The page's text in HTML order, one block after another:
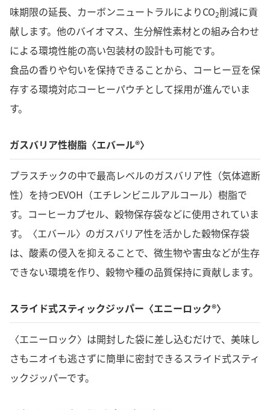
味期限の延長、カーボンニュートラルによりCO2削減に貢
献します。他のバイオマス、生分解性素材との組み合わせ
による環境性能の高い包装材の設計も可能です。
食品の香りや匂いを保持できることから、コーヒー豆を保
存する環境対応コーヒーパウチとして採用が進んでいま
す。
ガスバリア性樹脂〈エバール®〉
プラスチックの中で最高レベルのガスバリア性（気体遮断
性）を持つEVOH（エチレンビニルアルコール）樹脂で
す。コーヒーカプセル、穀物保存袋などに使用されていま
す。〈エバール〉のガスバリア性を活かした穀物保存袋
は、酸素の侵入を抑えることで、微生物や害虫などが生存
できない環境を作り、穀物や種の品質保持に貢献します。
スライド式スティックジッパー〈エニーロック®〉
〈エニーロック〉は開封した袋に差し込むだけで、美味し
さもニオイも逃さずに簡単に密封できるスライド式スティ
ックジッパーです。